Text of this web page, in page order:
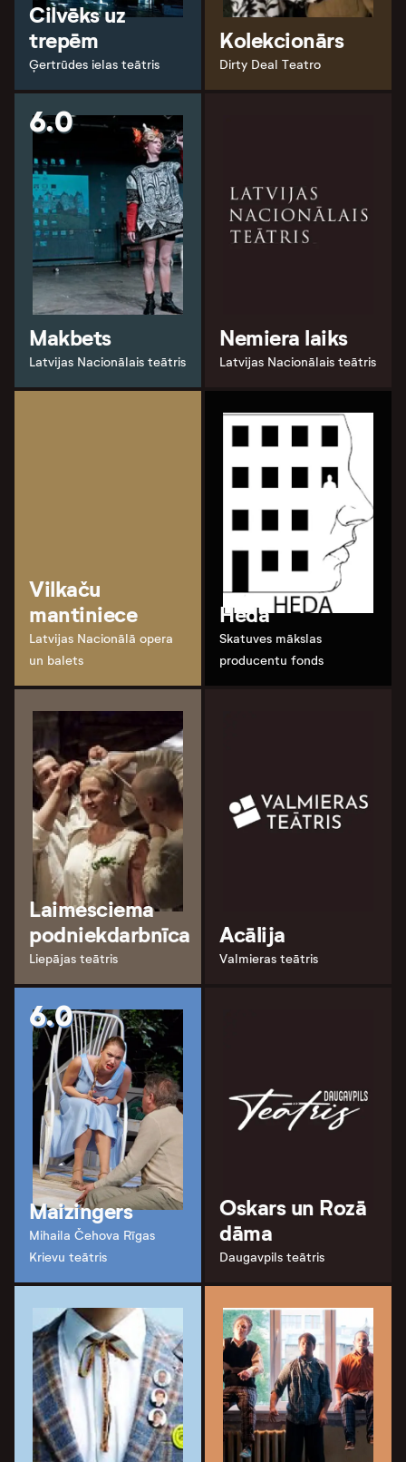
Cilvēks uz
trepēm
Ģertrūdes ielas teātris
Kolekcionārs
Dirty Deal Teatro
6.0
Makbets
Latvijas Nacionālais teātris
Nemiera laiks
Latvijas Nacionālais teātris
Vilkaču
mantiniece
Latvijas Nacionālā opera
un balets
Heda
Skatuves mākslas
producentu fonds
Laimesciema
podniekdarbnīca
Liepājas teātris
Acālija
Valmieras teātris
6.0
Maizingers
Mihaila Čehova Rīgas
Krievu teātris
Oskars un Rozā
dāma
Daugavpils teātris